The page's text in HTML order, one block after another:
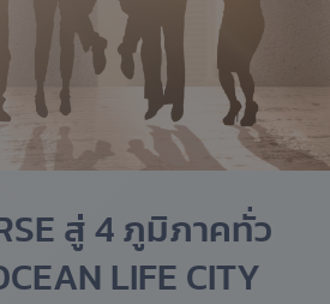
สู่ 4 ภูมิภาคทั่ว
LIFE CITY